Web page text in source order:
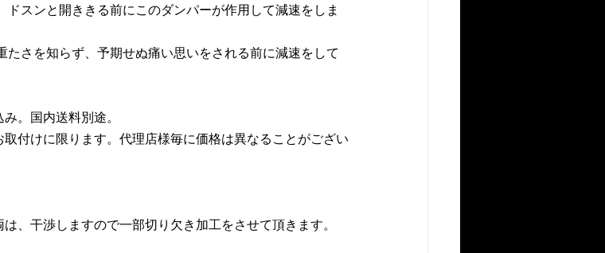
スンと開ききる前にこのダンパーが作用して減速をしま
さを知らず、予期せぬ痛い思いをされる前に減速をして
。国内送料別途。
付けに限ります。代理店様毎に価格は異なることがござい
、干渉しますので一部切り欠き加工をさせて頂きます。